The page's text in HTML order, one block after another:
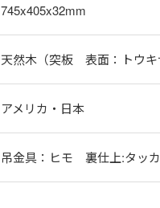
745x405x32mm
天然木（突板 表面：トウキ
アメリカ・日本
吊金具：ヒモ 裏仕上:タッ